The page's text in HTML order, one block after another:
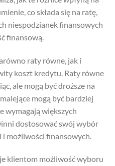
co składa się na ratę,
niespodzianek finansowych
finansową.
raty równe, jak i
koszt kredytu. Raty równe
ale mogą być droższe na
mogą być bardziej
wymagają większych
dostosować swój wybór
możliwości finansowych.
klientom możliwość wyboru